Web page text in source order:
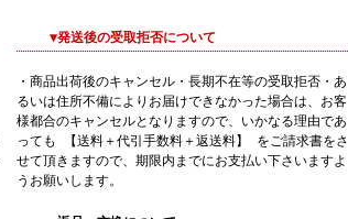
▼発送後の受取拒否について
・商品出荷後のキャンセル・長期不在等の受取拒否・あ
るいは住所不備によりお届けできなかった場合は、お客
様都合のキャンセルとなりますので、いかなる理由であ
っても 【送料＋代引手数料＋返送料】 をご請求書をさ
せて頂きますので、期限内までにお支払い下さいますよ
うお願いします。